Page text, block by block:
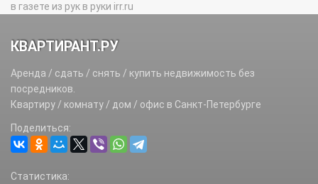
в газете из рук в руки irr.ru
КВАРТИРАНТ.РУ
Аренда / сдать / снять / купить недвижимость без
посредников.
Квартиру / комнату / дом / офис в Санкт-Петербурге
Поделиться:
Статистика: